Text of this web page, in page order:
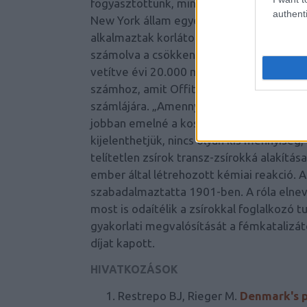
fogyasztottunk, mint pl. Dániában, így a
New York állam egyes megyéiben
alkalmaztak korlátozást, a
számolva a csökkenés 6,2%-os volt [2].
vetítve évi 20.000 megbetegedés
számhoz, amit Offit is említ: az USÁ-
számlájára. „Amennyiben az
jobban emelné a koszorúérbetegség
kijelenthetjük, nincs olyan kis
telítetlen zsírok transz-zsírokká
ember által létrehozott kémiai reakció.
szabadalmaztatta 1901-ben. A róla
most is odaítélik a zsírokkal foglalkozó
gyakorlati megvalósítását a
díjat kapott.
HIVATKOZÁSOK
Restrepo BJ, Rieger M. Denmark's